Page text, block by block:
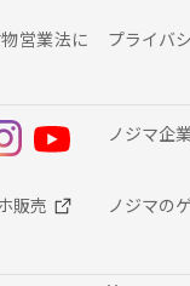
営業法に
プライバ
ノジマ企
販売 ノジマの